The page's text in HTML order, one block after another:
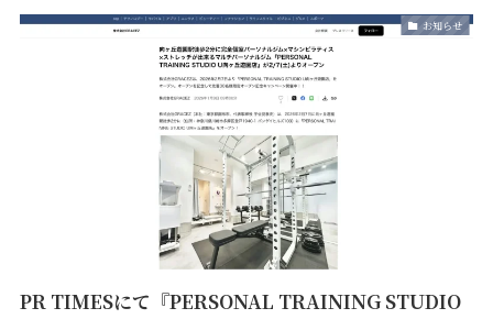
お知らせ
PR TIMESにて『PERSONAL TRAINING STUDIO